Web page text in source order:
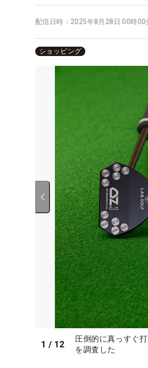
配信日時： 2025年8月28日 00時00
ショッピング
1 / 12
圧倒的に真っすぐ
を調査した